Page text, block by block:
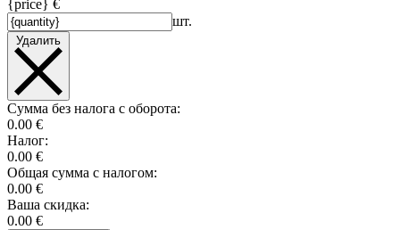
{price} €
шт.
Удалить
Сумма без налога с оборота:
0.00 €
Налог:
0.00 €
Общая сумма с налогом:
0.00 €
Ваша скидка:
0.00 €